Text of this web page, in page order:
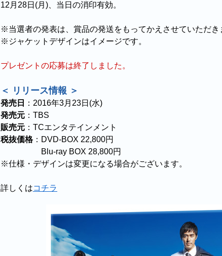
12月28日(月)、当日の消印有効。
※当選者の発表は、賞品の発送をもってかえさせていただき
※ジャケットデザインはイメージです。
プレゼントの応募は終了しました。
＜ リリース情報 ＞
発売日
：2016年3月23日(水)
発売元 ：TBS
販売元 ：TCエンタテインメント
税抜価格：DVD-BOX 22,800円
Blu-ray BOX 28,800円
※仕様・デザインは変更になる場合がございます。
詳しくはコチラ